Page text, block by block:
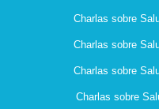
Charlas sobre
Charlas sobre
Charlas sobre
Charlas sobre